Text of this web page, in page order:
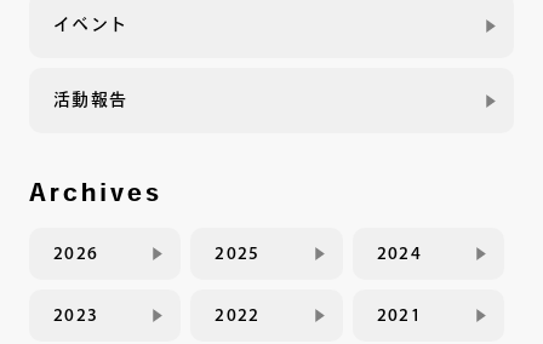
イベント
活動報告
Archives
2026 2025 2024
2023 2022 2021